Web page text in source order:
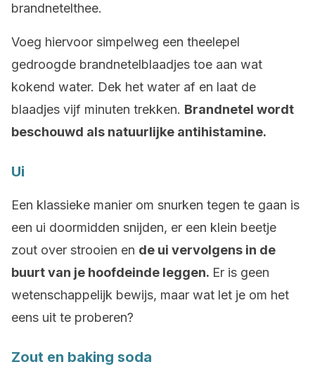
brandnetelthee.
Voeg hiervoor simpelweg een theelepel
gedroogde brandnetelblaadjes toe aan wat
kokend water. Dek het water af en laat de
blaadjes vijf minuten trekken. Brandnetel wordt
beschouwd als natuurlijke antihistamine.
Ui
Een klassieke manier om snurken tegen te gaan is
een ui doormidden snijden, er een klein beetje
zout over strooien en de ui vervolgens in de
buurt van je hoofdeinde leggen. Er is geen
wetenschappelijk bewijs, maar wat let je om het
eens uit te proberen?
Zout en baking soda